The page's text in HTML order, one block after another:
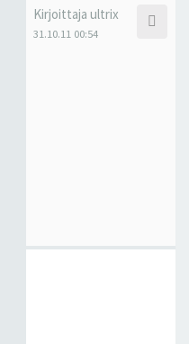
Kirjoittaja ultrix
31.10.11 00:54